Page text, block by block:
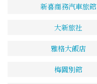
新喜商務汽車旅館
大新旅社
雅格大飯店
梅園別館